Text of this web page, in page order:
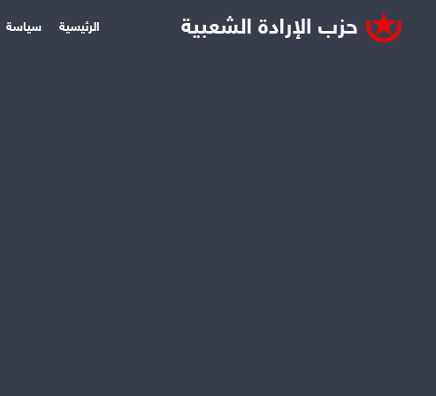
الرئيسية سياسة